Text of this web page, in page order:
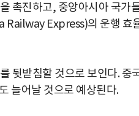
촉진하고, 중앙아시아 국가
Express)의 운행 효
뒷받침할 것으로 보인다. 중
늘어날 것으로 예상된다.